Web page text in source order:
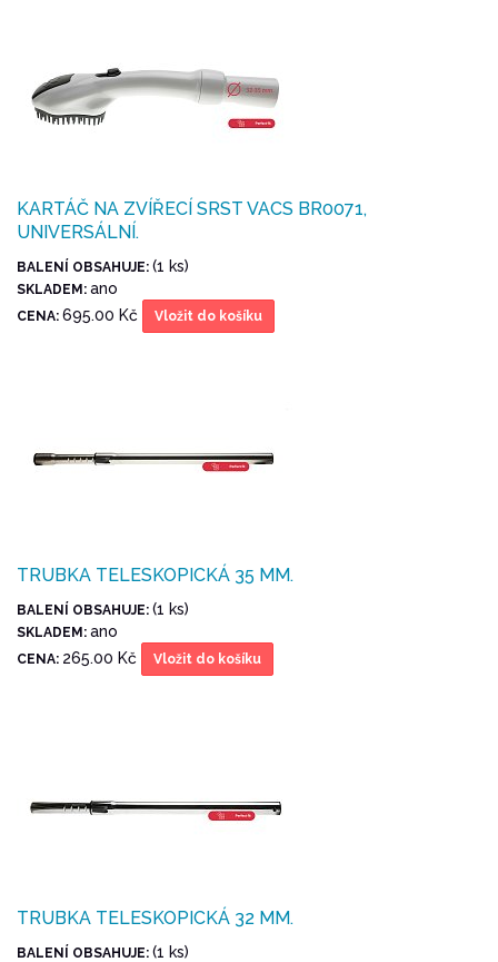
KARTÁČ NA ZVÍŘECÍ SRST VACS BR0071,
UNIVERSÁLNÍ.
BALENÍ OBSAHUJE: (1 ks)
SKLADEM: ano
CENA: 695.00 Kč Vložit do košíku
TRUBKA TELESKOPICKÁ 35 MM.
BALENÍ OBSAHUJE: (1 ks)
SKLADEM: ano
CENA: 265.00 Kč Vložit do košíku
TRUBKA TELESKOPICKÁ 32 MM.
BALENÍ OBSAHUJE: (1 ks)